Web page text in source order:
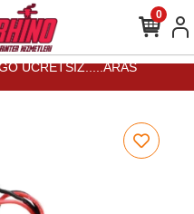
ÜCRETSİZ.....ARAS
0